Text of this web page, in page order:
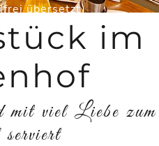
übersetzt)
im
mit viel Liebe zum